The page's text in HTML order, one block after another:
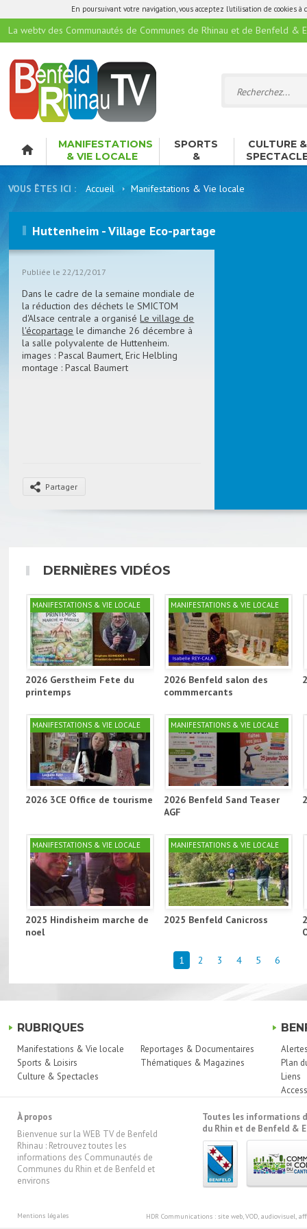
En poursuivant votre navigation, vous acceptez l'utilisation de cookies
La webtv des Communautés de Communes de Rhinau et de Benfeld &
MANIFESTATIONS
& VIE LOCALE
SPORTS
&
LOISIRS
CULTURE &
VOUS ÊTES ICI : Accueil Manifestations & Vie locale
Huttenheim - Village Eco-partage
Publiée le 22/12/2017
Dans le cadre de la semaine mondiale de
la réduction des déchets le SMICTOM
d'Alsace centrale a organiséLe village de
l'écopartage le dimanche 26 décembre à
la salle polyvalente de Huttenheim.
images : Pascal Baumert, Eric Helbling
montage : Pascal Baumert
Partager
DERNIÈRES VIDÉOS
MANIFESTATIONS & VIE LOCALE
2026 Gerstheim Fete du
printemps
MANIFESTATIONS & VIE LOCALE
2026 Benfeld salon des
commmercants
MANIFESTATIONS & VIE LOCALE
2026 3CE Office de tourisme
MANIFESTATIONS & VIE LOCALE
2026 Benfeld Sand Teaser
AGF
MANIFESTATIONS & VIE LOCALE
2025 Hindisheim marche de
noel
MANIFESTATIONS & VIE LOCALE
2025 Benfeld Canicross
1 2 3 4 5 6
RUBRIQUES
Manifestations & Vie locale
Sports & Loisirs
Culture & Spectacles
Reportages & Documentaires
Thématiques & Magazines
Plan
Liens
À propos
Bienvenue sur la WEB TV de Benfeld
Rhinau : Retrouvez toutes les
informations des Communautés de
Communes du Rhin et de Benfeld et
environs
Toutes les informations
du Rhin et de Benfeld &
Mentions légales HDR Communications : site web, VOD, audiovisuel,